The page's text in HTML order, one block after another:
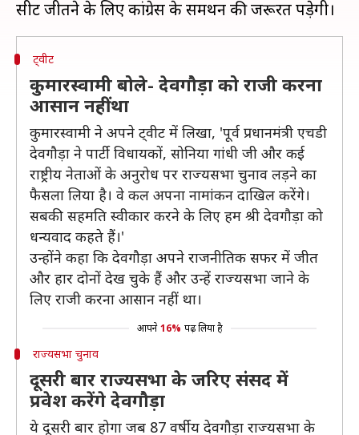
ट्वीट
कुमारस्वामी बोले- देवगौड़ा को राजी करना
आसान नहीं था
कुमारस्वामी ने अपने ट्वीट में लिखा, 'पूर्व प्रधानमंत्री एचडी
देवगौड़ा ने पार्टी विधायकों, सोनिया गांधी जी और कई
राष्ट्रीय नेताओं के अनुरोध पर राज्यसभा चुनाव लड़ने का
फैसला लिया है। वे कल अपना नामांकन दाखिल करेंगे।
सबकी सहमति स्वीकार करने के लिए हम श्री देवगौड़ा को
धन्यवाद कहते हैं।'
उन्होंने कहा कि देवगौड़ा अपने राजनीतिक सफर में जीत
और हार दोनों देख चुके हैं और उन्हें राज्यसभा जाने के
लिए राजी करना आसान नहीं था।
आपने 16% पढ़ लिया है
राज्यसभा चुनाव
दूसरी बार राज्यसभा के जरिए संसद में
प्रवेश करेंगे देवगौड़ा
ये दूसरी बार होगा जब 87 वर्षीय देवगौड़ा राज्यसभा के